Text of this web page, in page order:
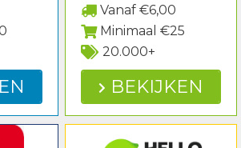
Vanaf €6,00
Minimaal €25
20.000+
BEKIJKEN